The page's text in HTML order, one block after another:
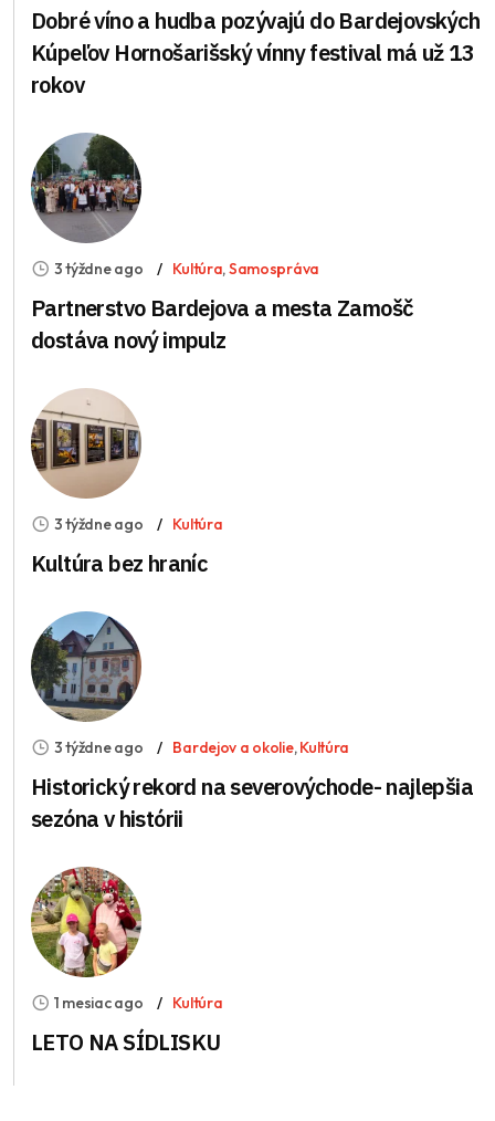
Dobré víno a hudba pozývajú do Bardejovských
Kúpeľov Hornošarišský vínny festival má už 13
rokov
3 týždne ago Kultúra,Samospráva
Partnerstvo Bardejova a mesta Zamošč
dostáva nový impulz
3 týždne ago Kultúra
Kultúra bez hraníc
3 týždne ago Bardejov a okolie,Kultúra
Historický rekord na severovýchode- najlepšia
sezóna v histórii
1 mesiac ago Kultúra
LETO NA SÍDLISKU